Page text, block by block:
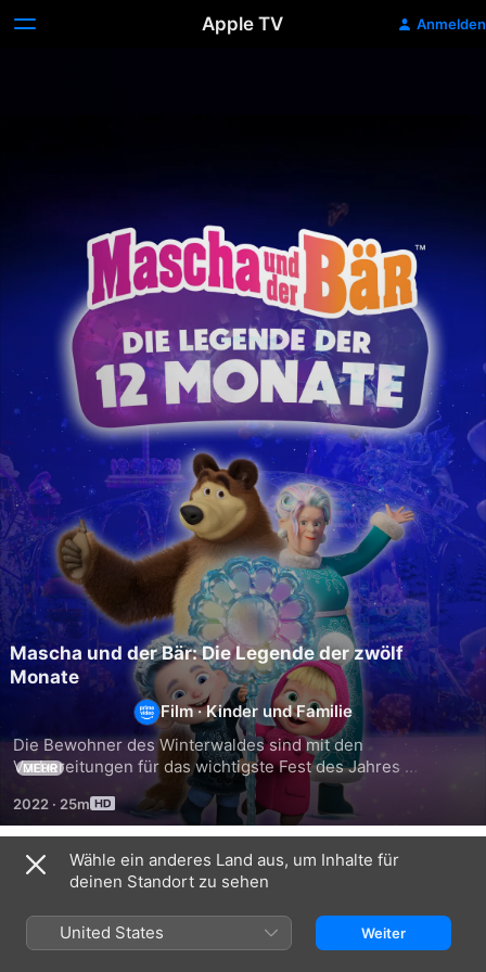
Apple TV Anmelden
Mascha und der Bär: Die Legende der zwölf
Monate
Film ·Kinder und Familie
Die Bewohner des Winterwaldes sind mit den
Vorbereitungen für das wichtigste Fest des Jahres
beschäftigt. Mascha scheint die Einzige zu sein, die es
kaum erwarten kann, mit dem Feiern zu beginnen. Der Bär
würde es ihr gerne erklären, aber er hat noch
hundertzweiundzwanzig Aufgaben zu erledigen und keine
Zeit zum Reden. Also muss Mascha die Dinge mal wieder in
MEHR
2022 · 25m
Ähnlich
Deine
ist
kein
Wähle ein anderes Land aus, um Inhalte für
deinen Standort zu sehen
United States Weiter